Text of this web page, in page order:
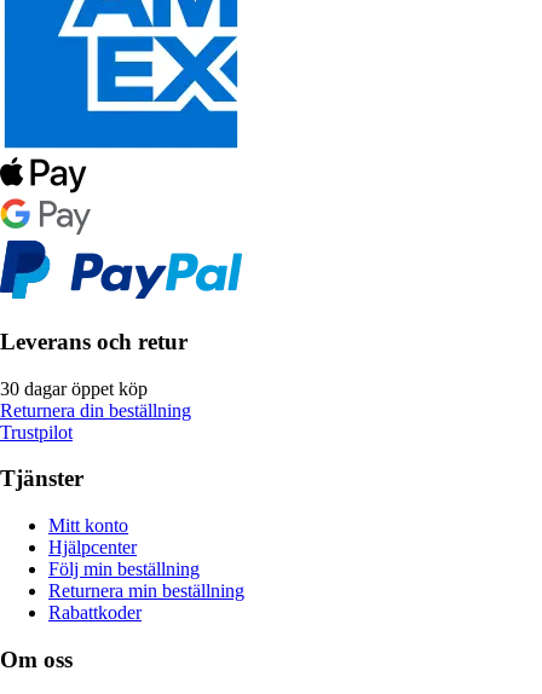
Leverans och retur
30 dagar öppet köp
Returnera din beställning
Trustpilot
Tjänster
Mitt konto
Hjälpcenter
Följ min beställning
Returnera min beställning
Rabattkoder
Om oss